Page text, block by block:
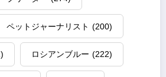
ペットジャーナリスト (200)
ロシアンブルー (222)